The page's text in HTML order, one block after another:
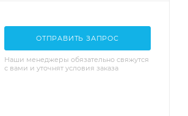
ОТПРАВИТЬ ЗАПРОС
Наши менеджеры обязательно свяжутся
с вами и уточнят условия заказа